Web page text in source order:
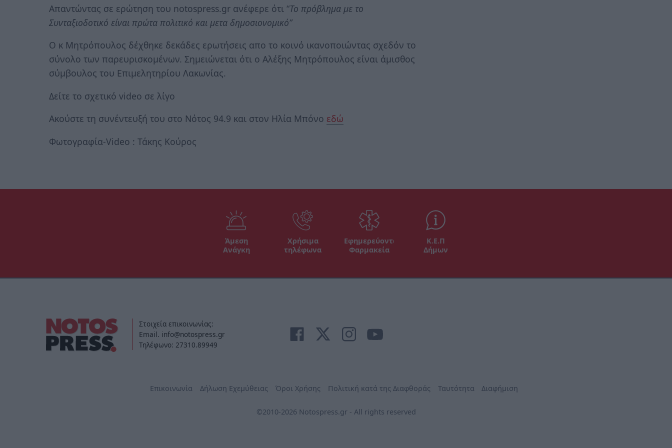
Απαντώντας σε ερώτηση του notospress.gr ανέφερε ότι “Το πρόβλημα με το
Συνταξιοδοτικό είναι πρώτα πολιτικό και μετα δημοσιονομικό”
Ο κ Μητρόπουλος δέχθηκε δεκάδες ερωτήσεις απο το κοινό ικανοποιώντας σχεδόν το
σύνολο των παρευρισκομένων. Σημειώνεται ότι ο Αλέξης Μητρόπουλος είναι άμισθος
σύμβουλος του Επιμελητηρίου Λακωνίας.
Δείτε το σχετικό video σε λίγο
Ακούστε τη συνέντευξή του στο Νότος 94.9 και στον Ηλία Μπόνο εδώ
Φωτογραφία-Video : Τάκης Κούρος
Άμεση
Ανάγκη
Χρήσιμα
τηλέφωνα
Εφημερεύοντα
Φαρμακεία
Κ.Ε.Π
Δήμων
Στοιχεία επικοινωνίας:
Email. info@notospress.gr
Τηλέφωνο: 27310.89949
Επικοινωνία Δήλωση Εχεμύθειας Όροι Χρήσης Πολιτική κατά της Διαφθοράς Ταυτότητα Διαφήμιση
©2010-2026 Notospress.gr - All rights reserved